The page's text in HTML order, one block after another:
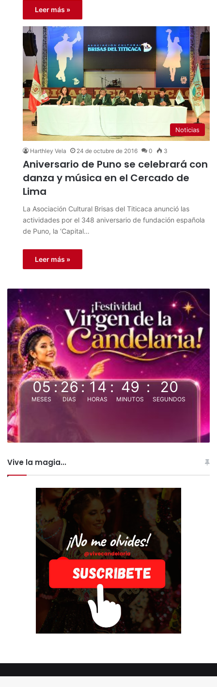
Leer más »
Noticias
Harthley Vela 24 de octubre de 2016 0 3
Aniversario de Puno se celebrará con
danza y música en el Cercado de
Lima
La Asociación Cultural Brisas del Titicaca anunció las
actividades por el 348 aniversario de fundación española
de Puno, la ‘Capital…
Leer más »
05
MESES
:26
DIAS
:14
HORAS
: 49
MINUTOS
: 19
SEGUNDOS
Vive la magia...